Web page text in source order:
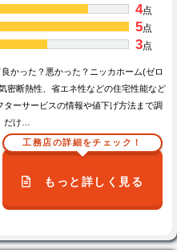
4点
5点
3点
かった？悪かった？ニッカホーム(ゼロ
密断熱性、省エネ性などの住宅性能など
ーサービスの情報や値下げ方法まで調
だけ…
工務店の詳細をチェック！
もっと詳しく見る